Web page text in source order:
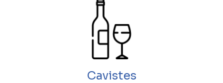
Cavistes